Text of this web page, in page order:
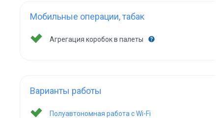
Мобильные операции, табак
Агрегация коробок в палеты
Варианты работы
Полуавтономная работа с Wi-Fi